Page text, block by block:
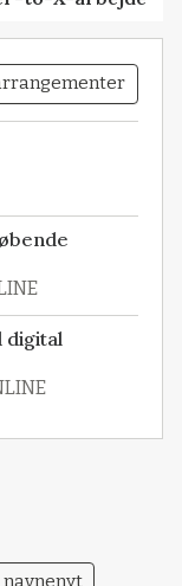
digital
navnenyt